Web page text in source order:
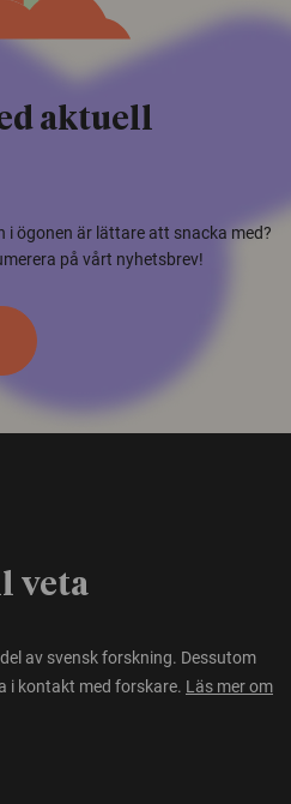
aktuell
i ögonen är lättare att snacka med?
på vårt nyhetsbrev!
veta
av svensk forskning. Dessutom
i kontakt med forskare. Läs mer om